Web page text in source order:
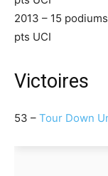
2013 – 15
pts UCI
Victoires
53 – Tour Down